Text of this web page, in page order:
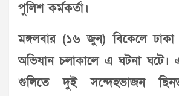
পুলিশ কর্মকর্তা।
মঙ্গলবার (১৬ জুন) বিকেলে
অভিযান চলাকালে এ ঘটনা
গুলিতে দুই সন্দেহভাজন